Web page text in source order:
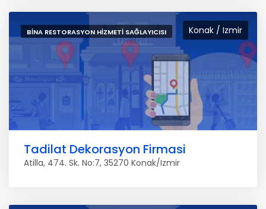
Konak / Izmir
BINA RESTORASYON HIZMETI SAĞLAYICISI
Tadilat Dekorasyon Firmasi
Atilla, 474. Sk. No:7, 35270 Konak/Izmir